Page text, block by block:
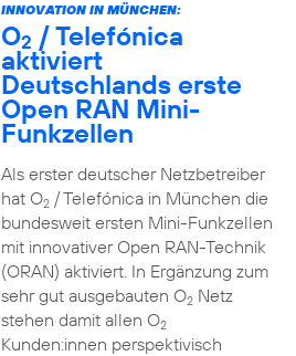
INNOVATION IN MÜNCHEN:
O2 / Telefónica
aktiviert
Deutschlands erste
Open RAN Mini-
Funkzellen
Als erster deutscher Netzbetreiber
hat O2/ Telefónica in München die
bundesweit ersten Mini-Funkzellen
mit innovativer Open RAN-Technik
(ORAN) aktiviert. In Ergänzung zum
sehr gut ausgebauten O2Netz
stehen damit allen O2
Kunden:innen perspektivisch